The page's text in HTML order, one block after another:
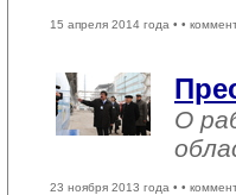
15 апреля 2014 года • •
О
23 ноября 2013 года • •